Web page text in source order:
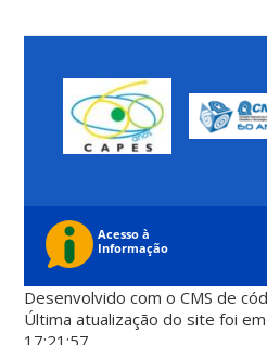
Desenvolvido com o CMS de
Última atualização do site foi